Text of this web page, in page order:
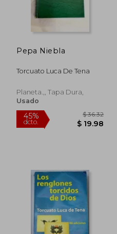
45%
Pepa Niebla
Torcuato Luca De Tena
Planeta.,, Tapa Dura,
Usado